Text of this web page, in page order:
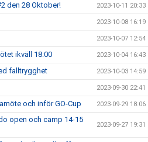
den 28 Oktober! 2023-10-11 20:33
2023-10-08 16:19
2023-10-07 12:54
ikväll 18:00 2023-10-04 16:43
falltrygghet 2023-10-03 14:59
2023-09-30 22:41
och inför GO-Cup 2023-09-29 18:06
open och camp 14-15
2023-09-27 19:31